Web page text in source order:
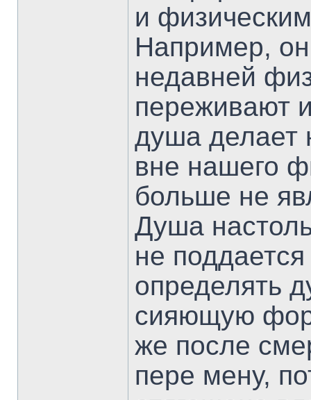
и
Например,
недавней
переживают
душа делает
вне нашего
больше не
Душа
не
определять
сияющую
же после
пере мену,